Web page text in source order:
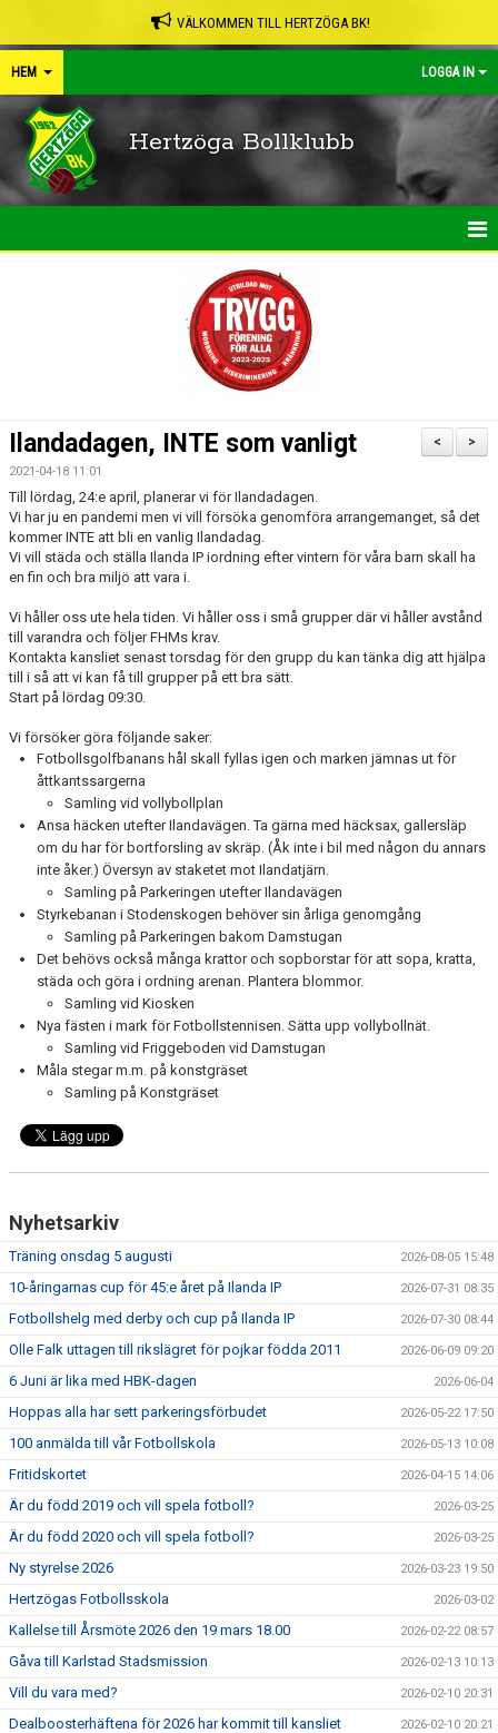
VÄLKOMMEN TILL HERTZÖGA BK!
HEM LOGGA IN
Hertzöga Bollklubb
SHOP
FRISPARKEN
BLI MEDLEM
MATCHER
KONTAKTER & LAG
FÖRENINGSDOKUMENT_GAMLA
SPONSORER
FÖRENINGSDOKUMENT
>
<
Ilandadagen, INTE som vanligt
2021-04-18 11:01
Till lördag, 24:e april, planerar vi för Ilandadagen.
Vi har ju en pandemi men vi vill försöka genomföra arrangemanget, så det
kommer INTE att bli en vanlig Ilandadag.
Vi vill städa och ställa Ilanda IP iordning efter vintern för våra barn skall ha
en fin och bra miljö att vara i.
Vi håller oss ute hela tiden. Vi håller oss i små grupper där vi håller avstånd
till varandra och följer FHMs krav.
Kontakta kansliet senast torsdag för den grupp du kan tänka dig att hjälpa
till i så att vi kan få till grupper på ett bra sätt.
Start på lördag 09:30.
Vi försöker göra följande saker:
Fotbollsgolfbanans hål skall fyllas igen och marken jämnas ut för
åttkantssargerna
Samling vid vollybollplan
Ansa häcken utefter Ilandavägen. Ta gärna med häcksax, gallersläp
om du har för bortforsling av skräp. (Åk inte i bil med någon du annars
inte åker.) Översyn av staketet mot Ilandatjärn.
Samling på Parkeringen utefter Ilandavägen
Styrkebanan i Stodenskogen behöver sin årliga genomgång
Samling på Parkeringen bakom Damstugan
Det behövs också många krattor och sopborstar för att sopa, kratta,
städa och göra i ordning arenan. Plantera blommor.
Samling vid Kiosken
Nya fästen i mark för Fotbollstennisen. Sätta upp vollybollnät.
Samling vid Friggeboden vid Damstugan
Måla stegar m.m. på konstgräset
Samling på Konstgräset
Nyhetsarkiv
Träning onsdag 5 augusti 2026-08-05 15:48
10-åringarnas cup för 45:e året på Ilanda IP 2026-07-31 08:35
Fotbollshelg med derby och cup på Ilanda IP 2026-07-30 08:44
Olle Falk uttagen till rikslägret för pojkar födda 2011 2026-06-09 09:20
6 Juni är lika med HBK-dagen 2026-06-04
Hoppas alla har sett parkeringsförbudet 2026-05-22 17:50
100 anmälda till vår Fotbollskola 2026-05-13 10:08
Fritidskortet 2026-04-15 14:06
Är du född 2019 och vill spela fotboll? 2026-03-25
Är du född 2020 och vill spela fotboll? 2026-03-25
Ny styrelse 2026 2026-03-23 19:50
Hertzögas Fotbollsskola 2026-03-02
Kallelse till Årsmöte 2026 den 19 mars 18.00 2026-02-22 08:57
Gåva till Karlstad Stadsmission 2026-02-13 10:13
Vill du vara med? 2026-02-10 20:31
Dealboosterhäftena för 2026 har kommit till kansliet 2026-02-10 20:21